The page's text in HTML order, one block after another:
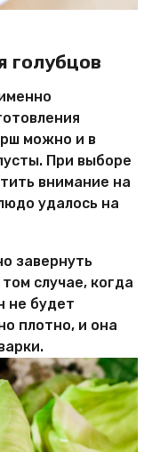
голубцов
можно и в
При выборе
внимание на
удалось на
завернуть
случае, когда
не будет
плотно, и она